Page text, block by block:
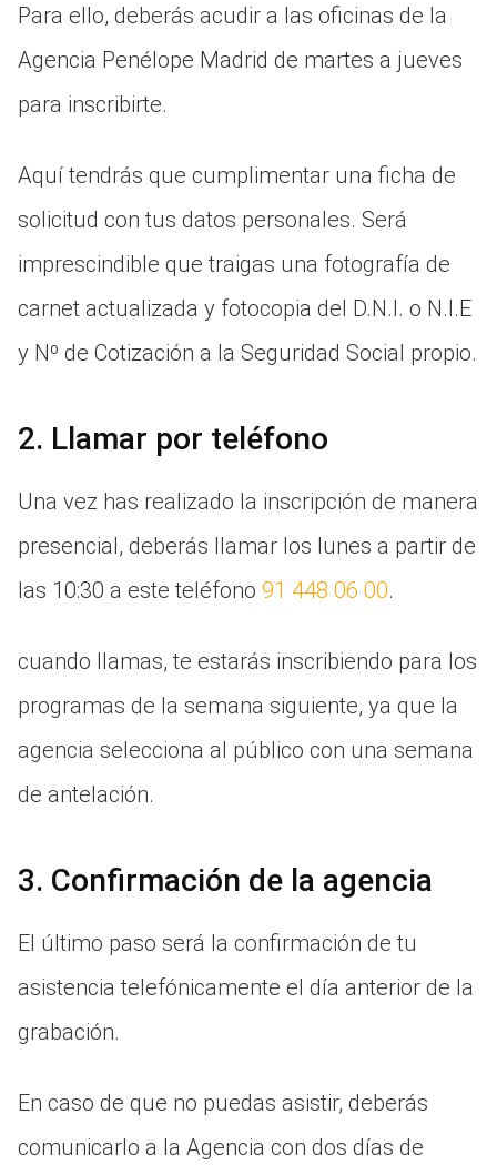
Para ello, deberás acudir a las oficinas de la
Agencia Penélope Madrid de martes a jueves
para inscribirte.
Aquí tendrás que cumplimentar una ficha de
solicitud con tus datos personales. Será
imprescindible que traigas una fotografía de
carnet actualizada y fotocopia del D.N.I. o N.I.E
y Nº de Cotización a la Seguridad Social propio.
2. Llamar por teléfono
Una vez has realizado la inscripción de manera
presencial, deberás llamar los lunes a partir de
las 10:30 a este teléfono 91 448 06 00.
cuando llamas, te estarás inscribiendo para los
programas de la semana siguiente, ya que la
agencia selecciona al público con una semana
de antelación.
3. Confirmación de la agencia
El último paso será la confirmación de tu
asistencia telefónicamente el día anterior de la
grabación.
En caso de que no puedas asistir, deberás
comunicarlo a la Agencia con dos días de